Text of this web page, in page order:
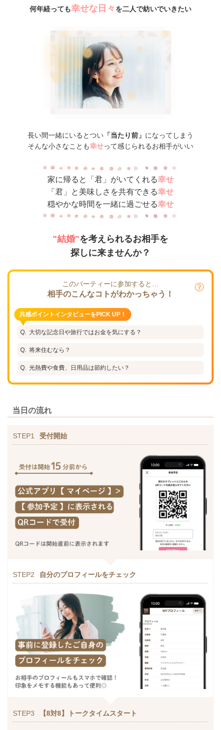
何年経っても幸せな日々 を二人で紡いでいきたい
長い間一緒にいるとつい 「当たり前」 になってしまう
そんな小さなことも幸せって感じられるお相手がいい
家に帰ると「君」がいてくれる幸せ
「君」と美味しさを共有できる幸せ
穏やかな時間を一緒に過ごせる幸せ
"結婚"を考えられるお相手を
探しに来ませんか？
このパーティーに参加すると…
相手のこんなコトがわかっちゃう！
共感ポイントインタビューをPICK UP！
大切な記念日や旅行ではお金を気にする？
将来住むなら？
光熱費や食費、日用品は節約したい？
当日の流れ
STEP1 受付開始
STEP2 自分のプロフィールをチェック
STEP3 【8対8】トークタイムスタート